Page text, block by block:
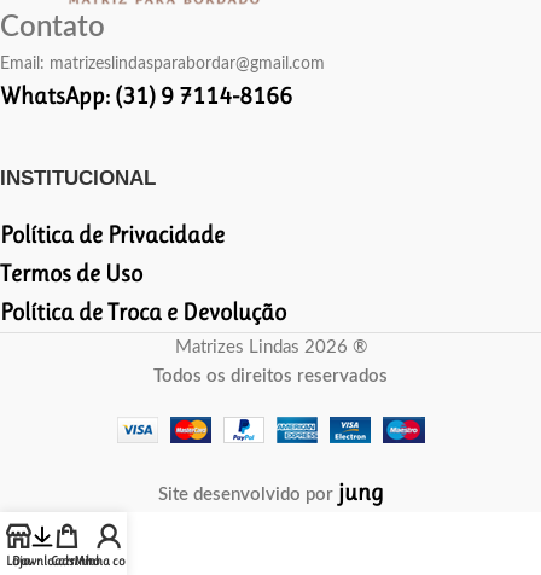
Contato
Email: matrizeslindasparabordar@gmail.com
WhatsApp: (31) 9 7114-8166
INSTITUCIONAL
Política de Privacidade
Termos de Uso
Política de Troca e Devolução
Matrizes Lindas 2026 ®
Todos os direitos reservados
Site desenvolvido por jung
Loja
DownloadsCarrinhoMinha conta